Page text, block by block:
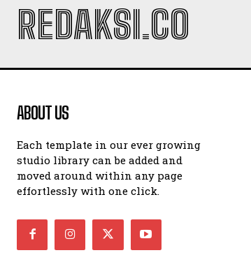
REDAKSI.CO
ABOUT US
Each template in our ever growing
studio library can be added and
moved around within any page
effortlessly with one click.